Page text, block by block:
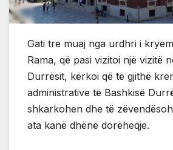
Gati tre muaj nga urdhri i
Rama, që pasi vizitoi një vizitë
Durrësit, kërkoi që të gjithë
administrative të Bashkisë
shkarkohen dhe të
ata kanë dhënë dorëheqje.